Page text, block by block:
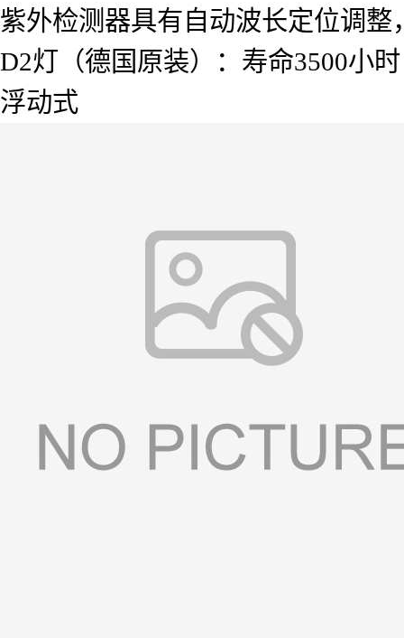
紫外检测器具有自动波长定位调
D2灯（德国原装）：寿命3500小
浮动式